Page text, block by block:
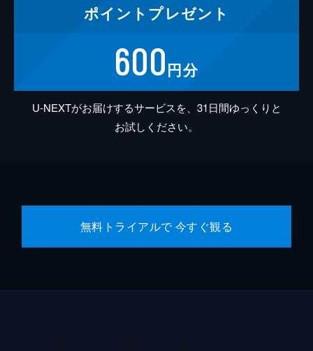
ポイント プレゼント
600円分
U-NEXTがお届けするサービスを、31日間ゆっくりと
お試しください。
無料トライアルで 今すぐ観る